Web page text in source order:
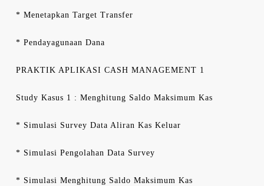
* Menetapkan Target Transfer
* Pendayagunaan Dana
PRAKTIK APLIKASI CASH MANAGEMENT 1
Study Kasus 1 : Menghitung Saldo Maksimum Kas
* Simulasi Survey Data Aliran Kas Keluar
* Simulasi Pengolahan Data Survey
* Simulasi Menghitung Saldo Maksimum Kas